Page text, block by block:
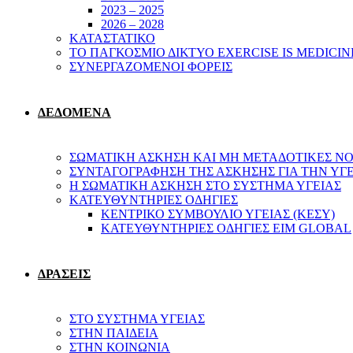
2023 – 2025
2026 – 2028
ΚΑΤΑΣΤΑΤΙΚΟ
ΤΟ ΠΑΓΚΟΣΜΙΟ ΔΙΚΤΥΟ EXERCISE IS
ΣΥΝΕΡΓΑΖΟΜΕΝΟΙ ΦΟΡΕΙΣ
ΔΕΔΟΜΕΝΑ
ΣΩΜΑΤΙΚΗ ΑΣΚΗΣΗ ΚΑΙ ΜΗ ΜΕΤΑΔΟΤΙΚΕΣ
ΣΥΝΤΑΓΟΓΡΑΦΗΣΗ ΤΗΣ ΑΣΚΗΣΗΣ ΓΙΑ ΤΗΝ
Η ΣΩΜΑΤΙΚΗ ΑΣΚΗΣΗ ΣΤΟ ΣΥΣΤΗΜΑ ΥΓΕΙΑΣ
ΚΑΤΕΥΘΥΝΤΗΡΙΕΣ ΟΔΗΓΙΕΣ
ΚΕΝΤΡΙΚΟ ΣΥΜΒΟΥΛΙΟ ΥΓΕΙΑΣ (ΚΕΣΥ)
ΚΑΤΕΥΘΥΝΤΗΡΙΕΣ ΟΔΗΓΙΕΣ EIM GLOBAL
ΔΡΑΣΕΙΣ
ΣΤΟ ΣΥΣΤΗΜΑ ΥΓΕΙΑΣ
ΣΤΗΝ ΠΑΙΔΕΙΑ
ΣΤΗΝ ΚΟΙΝΩΝΙΑ